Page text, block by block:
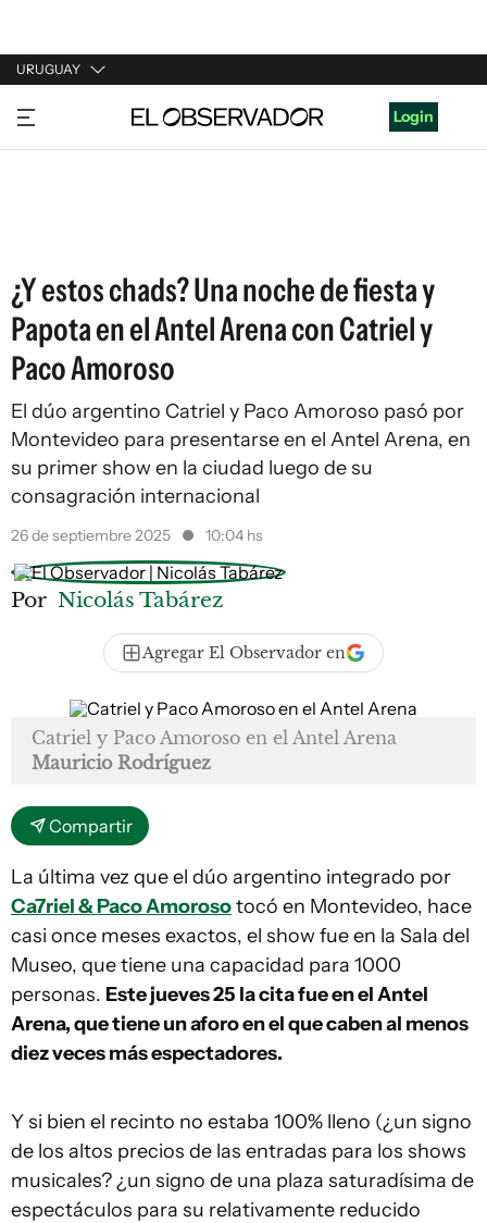
URUGUAY
URUGUAY
ARGENTINA
Login
¿Y estos chads? Una noche de fiesta y
Papota en el Antel Arena con Catriel y
Paco Amoroso
El dúo argentino Catriel y Paco Amoroso pasó por
Montevideo para presentarse en el Antel Arena, en
su primer show en la ciudad luego de su
consagración internacional
26 de septiembre 2025 10:04 hs
Por Nicolás Tabárez
Agregar El Observador en
Catriel y Paco Amoroso en el Antel Arena
Mauricio Rodríguez
Compartir
La última vez que el dúo argentino integrado por
Ca7riel & Paco Amorosotocó en Montevideo, hace
casi once meses exactos, el show fue en la Sala del
Museo, que tiene una capacidad para 1000
personas. Este jueves 25 la cita fue en el Antel
Arena, que tiene un aforo en el que caben al menos
diez veces más espectadores.
Y si bien el recinto no estaba 100% lleno (¿un signo
de los altos precios de las entradas para los shows
musicales? ¿un signo de una plaza saturadísima de
espectáculos para su relativamente reducido